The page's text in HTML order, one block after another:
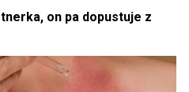
on pa dopustuje z